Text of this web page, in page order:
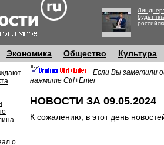
будет
Экономика Общество Культура
о
Если Вы заметили
нажмите Ctrl+Enter
НОВОСТИ ЗА 09.05.2024
К сожалению, в этот день